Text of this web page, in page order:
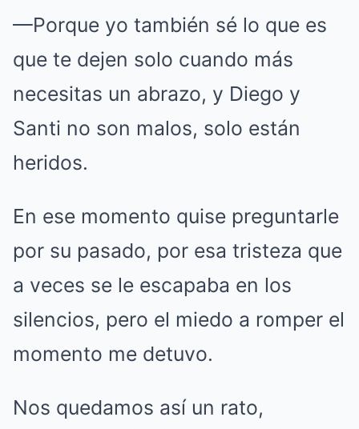
—Porque yo también sé lo que es
que te dejen solo cuando más
necesitas un abrazo, y Diego y
Santi no son malos, solo están
heridos.
En ese momento quise preguntarle
por su pasado, por esa tristeza que
a veces se le escapaba en los
silencios, pero el miedo a romper el
momento me detuvo.
Nos quedamos así un rato,